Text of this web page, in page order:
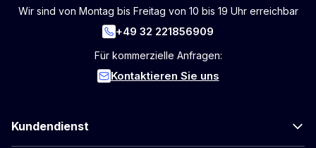
Wir sind von Montag bis Freitag von 10 bis 19 Uhr erreichbar
+49 32 221856909
Für kommerzielle Anfragen:
Kontaktieren Sie uns
Kundendienst